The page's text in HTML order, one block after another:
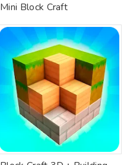
Mini Block Craft